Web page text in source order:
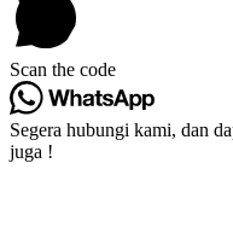
Scan the code
Segera hubungi kami, dan
juga !